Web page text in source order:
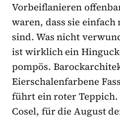
Vorbeiflanieren
waren, dass sie
sind. Was nicht
ist wirklich ein
pompös.
Eierschalenfarbene
führt ein roter
Cosel, für die August